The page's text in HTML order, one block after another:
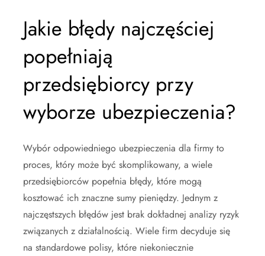
Jakie błędy najczęściej
popełniają
przedsiębiorcy przy
wyborze ubezpieczenia?
Wybór odpowiedniego ubezpieczenia dla firmy to
proces, który może być skomplikowany, a wiele
przedsiębiorców popełnia błędy, które mogą
kosztować ich znaczne sumy pieniędzy. Jednym z
najczęstszych błędów jest brak dokładnej analizy ryzyk
związanych z działalnością. Wiele firm decyduje się
na standardowe polisy, które niekoniecznie